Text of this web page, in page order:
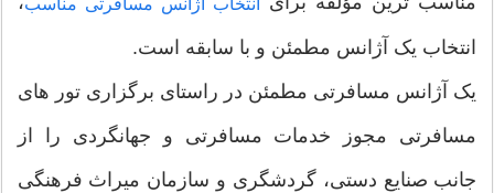
انتخاب آژانس مسافرتی مناسب
انتخاب یک آژانس مطمئن و با سابقه است.
یک آژانس مسافرتی مطمئن در راستای برگزاری تور های
مسافرتی مجوز خدمات مسافرتی و جهانگردی را از
جانب صنایع دستی، گردشگری و سازمان میراث فرهنگی